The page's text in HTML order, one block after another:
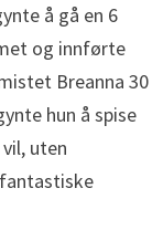
å gå en 6
og innførte
Breanna 30
hun å spise
uten